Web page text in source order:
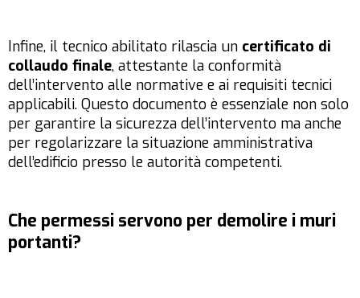
Infine, il tecnico abilitato rilascia un certificato di
collaudo finale, attestante la conformità
dell’intervento alle normative e ai requisiti tecnici
applicabili. Questo documento è essenziale non solo
per garantire la sicurezza dell’intervento ma anche
per regolarizzare la situazione amministrativa
dell’edificio presso le autorità competenti.
Che permessi servono per demolire i muri
portanti?